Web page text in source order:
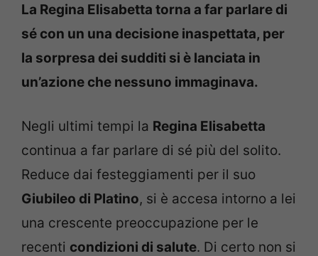
La Regina Elisabetta torna a far parlare di
sé con un una decisione inaspettata, per
la sorpresa dei sudditi si è lanciata in
un’azione che nessuno immaginava.
Negli ultimi tempi la Regina Elisabetta
continua a far parlare di sé più del solito.
Reduce dai festeggiamenti per il suo
Giubileo di Platino, si è accesa intorno a lei
una crescente preoccupazione per le
recenti condizioni di salute. Di certo non si